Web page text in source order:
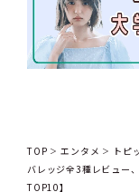
TOP エンタメ トピ
バレッジ全3種レビュー
TOP10】